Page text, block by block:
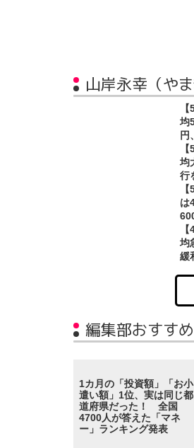
山岸永幸（や
均
円
均
行
は
均
緩
編集部おすす
1カ月の「投資額」「お小
遣い額」1位、実は同じ都
道府県だった！ 全国
4700人が答えた「マネ
ー」ランキング発表